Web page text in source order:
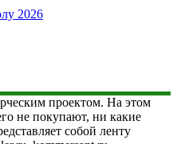
2026
проектом. На этом
не покупают, ни какие
собой ленту